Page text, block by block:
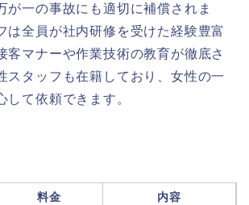
が一の事故にも適切に補償されま
は全員が社内研修を受けた経験豊富
客マナーや作業技術の教育が徹底さ
スタッフも在籍しており、女性の一
して依頼できます。
料金 内容